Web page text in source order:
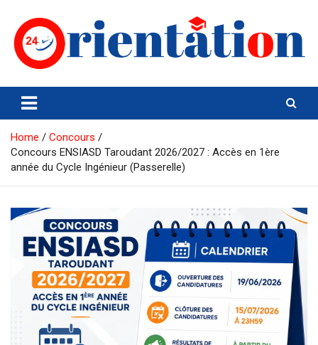
content
Orientation24
Emploi et Orientation au Maroc
Home
Concours
Concours ENSIASD Taroudant 2026/2027 : Accès en 1ère
année du Cycle Ingénieur (Passerelle)